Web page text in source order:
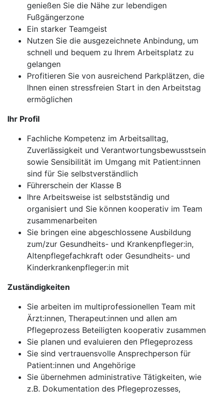
genießen Sie die Nähe zur lebendigen
Fußgängerzone
Ein starker Teamgeist
Nutzen Sie die ausgezeichnete Anbindung, um
schnell und bequem zu Ihrem Arbeitsplatz zu
gelangen
Profitieren Sie von ausreichend Parkplätzen, die
Ihnen einen stressfreien Start in den Arbeitstag
ermöglichen
Ihr Profil
Fachliche Kompetenz im Arbeitsalltag,
Zuverlässigkeit und Verantwortungsbewusstsein
sowie Sensibilität im Umgang mit Patient:innen
sind für Sie selbstverständlich
Führerschein der Klasse B
Ihre Arbeitsweise ist selbstständig und
organisiert und Sie können kooperativ im Team
zusammenarbeiten
Sie bringen eine abgeschlossene Ausbildung
zum/zur Gesundheits- und Krankenpfleger:in,
Altenpflegefachkraft oder Gesundheits- und
Kinderkrankenpfleger:in mit
Zuständigkeiten
Sie arbeiten im multiprofessionellen Team mit
Ärzt:innen, Therapeut:innen und allen am
Pflegeprozess Beteiligten kooperativ zusammen
Sie planen und evaluieren den Pflegeprozess
Sie sind vertrauensvolle Ansprechperson für
Patient:innen und Angehörige
Sie übernehmen administrative Tätigkeiten, wie
z.B. Dokumentation des Pflegeprozesses,